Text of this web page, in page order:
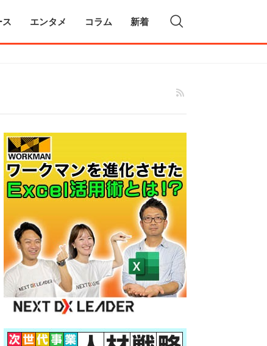
エンタメ コラム 新着